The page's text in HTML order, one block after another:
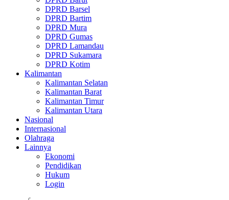
DPRD Barsel
DPRD Bartim
DPRD Mura
DPRD Gumas
DPRD Lamandau
DPRD Sukamara
DPRD Kotim
Kalimantan
Kalimantan Selatan
Kalimantan Barat
Kalimantan Timur
Kalimantan Utara
Nasional
Internasional
Olahraga
Lainnya
Ekonomi
Pendidikan
Hukum
Login